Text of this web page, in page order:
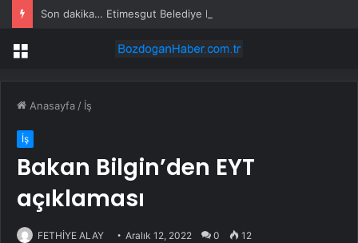
Menü
Anasayfa / İş
İş
Bakan Bilgin’den EYT
açıklaması
FETHİYE ALAY Aralık 12, 2022 0 12